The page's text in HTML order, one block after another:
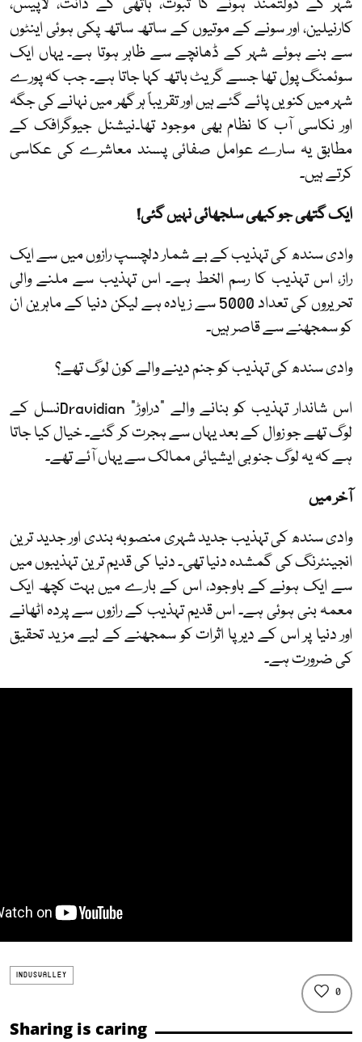
شہر کے دولتمند ہونے کا ثبوت، ہاتھی کے دانت، لاپیس،
کارنیلین، اور سونے کے موتیوں کے ساتھ ساتھ پکی ہوئی اینٹوں
سے بنے ہوئے شہر کے ڈھانچے سے ظاہر ہوتا ہے۔ یہاں ایک
سوئمنگ پول تھا جسے گریٹ باتھ کہا جاتا ہے۔ جب کہ پورے
شہر میں کنویں پائے گئے ہیں اور تقریباً ہر گھر میں نہانے کی جگہ
اور نکاسی آب کا نظام بھی موجود تھا۔نیشنل جیوگرافک کے
مطابق یہ سارے عوامل صفائی پسند معاشرے کی عکاسی
کرتے ہیں۔
ایک گتھی جو کبھی سلجھائی نہیں گئی!
وادی سندھ کی تہذیب کے بے شمار دلچسپ رازوں میں سے ایک
راز، اس تہذیب کا رسم الخط ہے۔ اس تہذیب سے ملنے والی
تحریروں کی تعداد 5000 سے زیادہ ہے لیکن دنیا کے ماہرین ان
کو سمجھنے سے قاصر ہیں۔
وادی سندھ کی تہذیب کو جنم دینے والے کون لوگ تھے؟
اس شاندار تہذیب کو بنانے والے "دراوڑ" Dravidianنسل کے
لوگ تھے جو زوال کے بعد یہاں سے ہجرت کر گئے۔ خیال کیا جاتا
ہے کہ یہ لوگ جنوبی ایشیائی ممالک سے یہاں آئے تھے۔
آخر میں
وادی سندھ کی تہذیب جدید شہری منصوبہ بندی اور جدید ترین
انجینئرنگ کی گمشدہ دنیا تھی۔ دنیا کی قدیم ترین تہذیبوں میں
سے ایک ہونے کے باوجود، اس کے بارے میں بہت کچھ ایک
معمہ بنی ہوئی ہے۔ اس قدیم تہذیب کے رازوں سے پردہ اٹھانے
اور دنیا پر اس کے دیرپا اثرات کو سمجھنے کے لیے مزید تحقیق
کی ضرورت ہے۔
INDUSVALLEY
0
Sharing is caring